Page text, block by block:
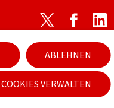
ABLEHNEN
COOKIES VERWALTEN
Twitter Facebook